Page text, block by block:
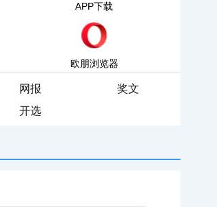
APP下载
欧朋浏览器
网报
奖文
开选